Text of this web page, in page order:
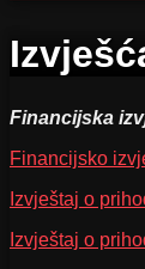
Financijska
Financijsko
Izvještaj o
Izvještaj o